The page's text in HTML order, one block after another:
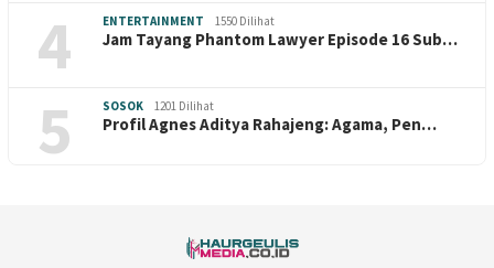
4 ENTERTAINMENT 1550 Dilihat
Jam Tayang Phantom Lawyer Episode 16 Sub…
5 SOSOK 1201 Dilihat
Profil Agnes Aditya Rahajeng: Agama, Pen…